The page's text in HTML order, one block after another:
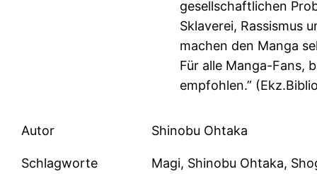
gesellschaftlichen
Sklaverei, Rassismus
machen den Manga
Für alle Manga-Fans,
empfohlen.”
Autor Shinobu Ohtaka
Schlagworte
Magi, Shinobu Ohtaka,